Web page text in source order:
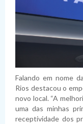
Falando em nome
Rios destacou o
novo local. “A
uma das minhas
receptividade dos